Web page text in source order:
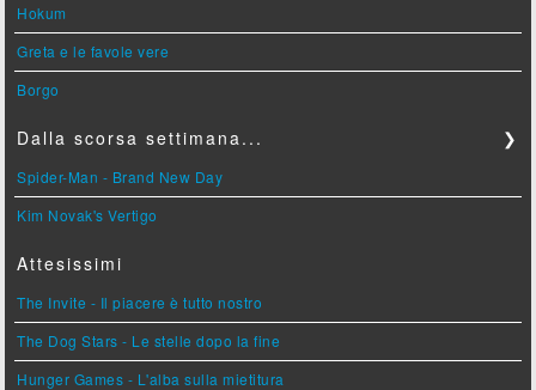
Hokum
Greta e le favole vere
Borgo
Dalla scorsa settimana... ❯
Spider-Man - Brand New Day
Kim Novak's Vertigo
Attesissimi
The Invite - Il piacere è tutto nostro
The Dog Stars - Le stelle dopo la fine
Hunger Games - L'alba sulla mietitura